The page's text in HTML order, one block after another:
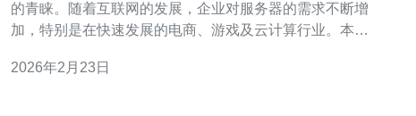
的青睐。随着互联网的发展，企业对服务器的需求不断增
加，特别是在快速发展的电商、游戏及云计算行业。本文
2026年2月23日